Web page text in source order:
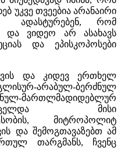
უკვე თვეებია არანაირი
ადასტურებენ, რომ
და ვიდეო არ ასახავს
და ეპისკოპოსები
და კიდევ ერთხელ
არაბულ-ბერძნულ
მართლმადიდებლურ
მისი
მიტროპოლიტ
და შემოგთავაზებთ ამ
თარგმანს, ჩვენც